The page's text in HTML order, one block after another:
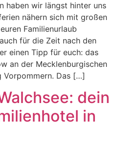
haben wir längst hinter uns
nähern sich mit großen
Familienurlaub
für die Zeit nach den
einen Tipp für euch: das
an der Mecklenburgischen
Vorpommern. Das […]
dein
in